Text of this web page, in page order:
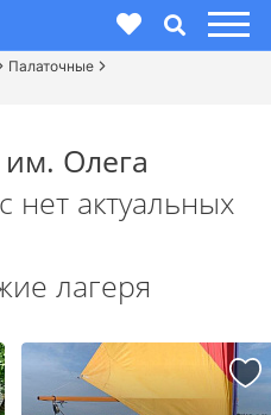
Палаточные
Олега
нет актуальных
лагеря